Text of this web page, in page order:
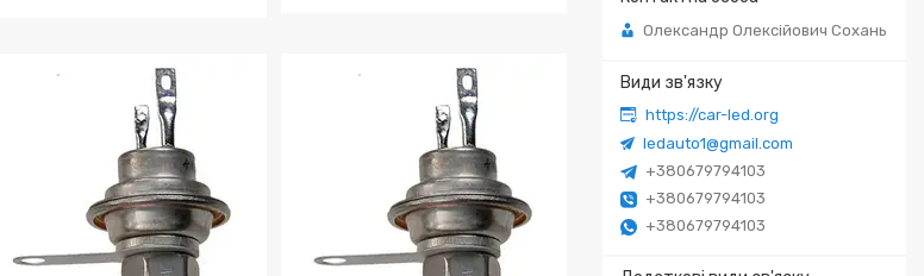
Олександр Олексійович Сохань
https://car-led.org
ledauto1@gmail.com
+380679794103
+380679794103
+380679794103